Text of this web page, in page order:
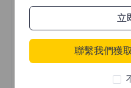
立
不限流量使用
全球超過50個地區
立
聯繫我們獲